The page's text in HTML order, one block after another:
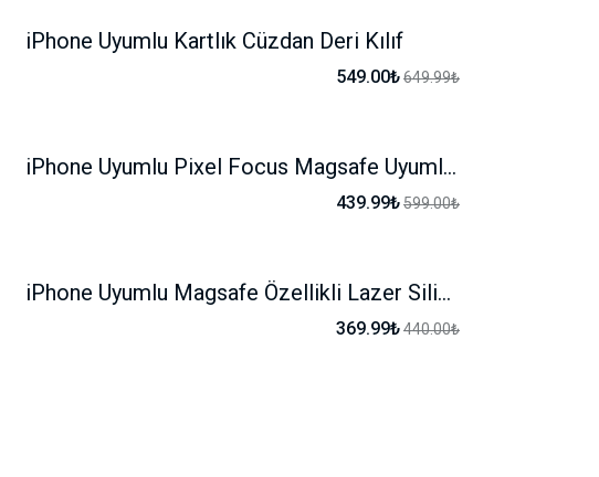
3 AL 2 ÖDE
iPhone Uyumlu Kartlık Cüzdan Deri Kılıf
549.00₺649.99₺
-26% iPhone Uyumlu Pixel Focus Magsafe Uyumlu Kılıf
439.99₺599.00₺
-15% iPhone Uyumlu Magsafe Özellikli Lazer Silikon Kılıf
369.99₺440.00₺